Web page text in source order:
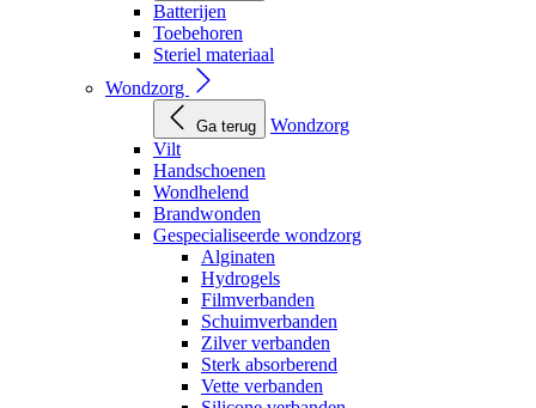
Batterijen
Toebehoren
Steriel materiaal
Wondzorg
Ga terug
Wondzorg
Vilt
Handschoenen
Wondhelend
Brandwonden
Gespecialiseerde wondzorg
Alginaten
Hydrogels
Filmverbanden
Schuimverbanden
Zilver verbanden
Sterk absorberend
Vette verbanden